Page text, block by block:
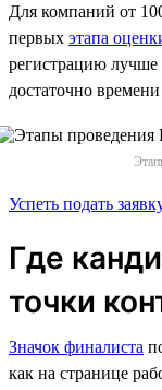
Для компаний от
первых этапа
регистрацию лучше
достаточно
Успеть подать
Где
точки
Значок финалиста
как на странице